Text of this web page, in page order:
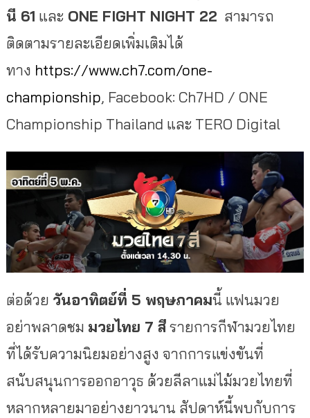
นี 61 และ ONE FIGHT NIGHT 22 สามารถ
ติดตามรายละเอียดเพิ่มเติมได้
ทาง https://www.ch7.com/one-
championship, Facebook: Ch7HD / ONE
Championship Thailand และ TERO Digital
ต่อด้วย วันอาทิตย์ที่ 5 พฤษภาคมนี้ แฟนมวย
อย่าพลาดชม มวยไทย 7 สีรายการกีฬามวยไทย
ที่ได้รับความนิยมอย่างสูง จากการแข่งขันที่
สนับสนุนการออกอาวุธ ด้วยลีลาแม่ไม้มวยไทยที่
หลากหลายมาอย่างยาวนาน สัปดาห์นี้พบกับการ